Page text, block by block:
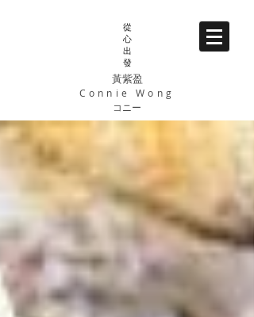
從
心
出
發
黃紫盈
Connie Wong
コニー